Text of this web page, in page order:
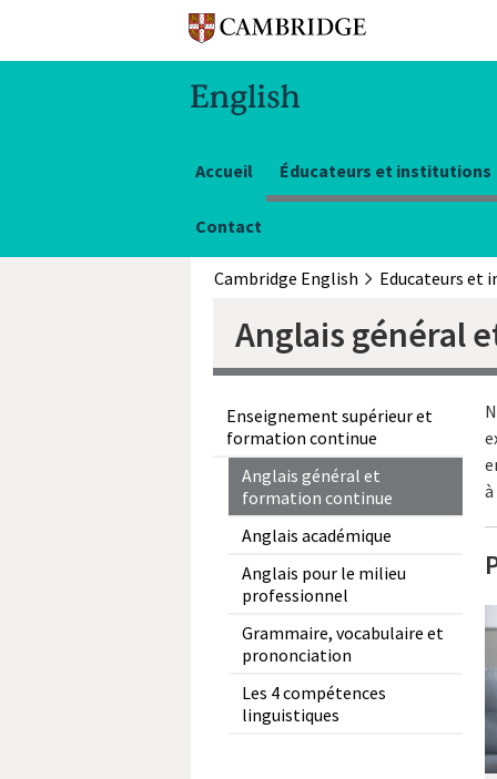
Accueil Éducateurs et institutions
Contact
Cambridge English
Anglais général
Enseignement supérieur et
formation continue
Anglais général et
formation continue
Anglais académique
Anglais pour le milieu
professionnel
Grammaire, vocabulaire et
prononciation
Les 4 compétences
linguistiques